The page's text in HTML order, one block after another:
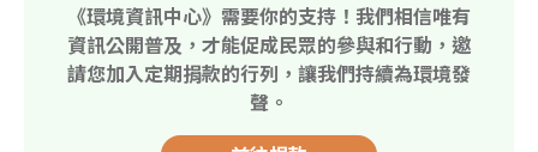
《環境資訊中心》需要你的支持！我們相信唯有
資訊公開普及，才能促成民眾的參與和行動，邀
請您加入定期捐款的行列，讓我們持續為環境發
聲。